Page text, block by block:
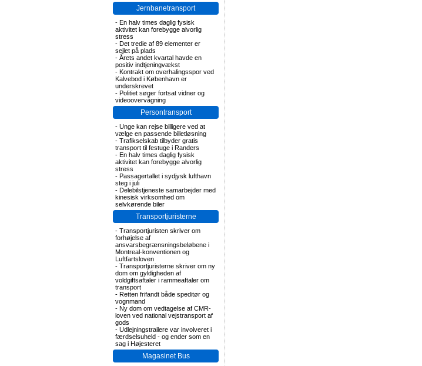
Jernbanetransport
- En halv times daglig fysisk
aktivitet kan forebygge alvorlig
stress
- Det tredie af 89 elementer er
sejlet på plads
- Årets andet kvartal havde en
positiv indtjeningvækst
- Kontrakt om overhalingsspor ved
Kalvebod i København er
underskrevet
- Politiet søger fortsat vidner og
videoovervågning
Persontransport
- Unge kan rejse billigere ved at
vælge en passende billetløsning
- Trafikselskab tilbyder gratis
transport til festuge i Randers
- En halv times daglig fysisk
aktivitet kan forebygge alvorlig
stress
- Passagertallet i sydjysk lufthavn
steg i juli
- Delebilstjeneste samarbejder med
kinesisk virksomhed om
selvkørende biler
Transportjuristerne
- Transportjuristen skriver om
forhøjelse af
ansvarsbegrænsningsbeløbene i
Montreal-konventionen og
Luftfartsloven
- Transportjuristerne skriver om ny
dom om gyldigheden af
voldgiftsaftaler i rammeaftaler om
transport
- Retten frifandt både speditør og
vognmand
- Ny dom om vedtagelse af CMR-
loven ved national vejstransport af
gods
- Udlejningstrailere var involveret i
færdselsuheld - og ender som en
sag i Højesteret
Magasinet Bus